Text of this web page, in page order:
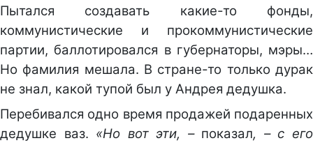
Пытался создавать какие-то фонды,
коммунистические и прокоммунистические
партии, баллотировался в губернаторы, мэры…
Но фамилия мешала. В стране-то только дурак
не знал, какой тупой был у Андрея дедушка.
Перебивался одно время продажей подаренных
дедушке ваз. «Но вот эти, – показал, – с его